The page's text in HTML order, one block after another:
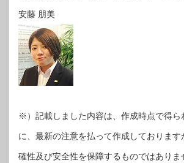
安藤 朋美
※）記載しました内容は、作成時点で得ら
に、最新の注意を払って作成しております
確性及び安全性を保障するものではありま